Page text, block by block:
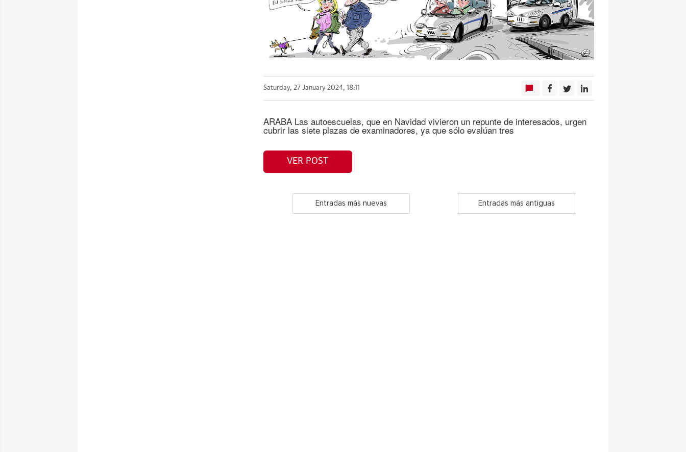
Saturday, 27 January 2024, 18:11
ARABA Las autoescuelas, que en Navidad vivieron un repunte de interesados, urgen
cubrir las siete plazas de examinadores, ya que sólo evalúan tres
VER POST
Entradas más nuevas Entradas más antiguas